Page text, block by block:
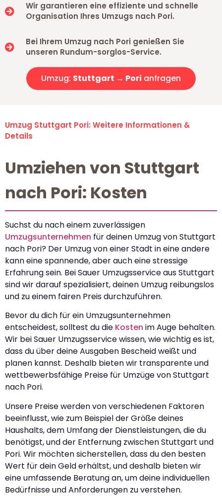
Wir garantieren eine effiziente und schnelle
Organisation Ihres Umzugs nach Pori.
Bei Ihrem Umzug nach Pori genießen Sie
unseren Rundum-sorglos-Service.
Umzug: Stuttgart → Pori anfragen
Umzug Stuttgart Pori: Weitere Informationen &
Details
Umziehen von Stuttgart
nach Pori: Kosten
Suchst du nach einem zuverlässigen
Umzugsunternehmen für deinen Umzug von Stuttgart
nach Pori? Der Umzug von einer Stadt in eine andere
kann eine spannende, aber auch eine stressige
Erfahrung sein. Bei Sauer Umzugsservice aus Stuttgart
sind wir darauf spezialisiert, deinen Umzug reibungslos
und zu einem fairen Preis durchzuführen.
Bevor du dich für ein Umzugsunternehmen
entscheidest, solltest du die Kosten im Auge behalten.
Wir bei Sauer Umzugsservice wissen, wie wichtig es ist,
dass du über deine Ausgaben Bescheid weißt und
planen kannst. Deshalb bieten wir transparente und
wettbewerbsfähige Preise für Umzüge von Stuttgart
nach Pori.
Unsere Preise werden von verschiedenen Faktoren
beeinflusst, wie zum Beispiel der Größe deines
Haushalts, dem Umfang der Dienstleistungen, die du
benötigst, und der Entfernung zwischen Stuttgart und
Pori. Wir möchten sicherstellen, dass du den besten
Wert für dein Geld erhältst, und deshalb bieten wir
eine umfassende Beratung an, um deine individuellen
Bedürfnisse und Anforderungen zu verstehen.